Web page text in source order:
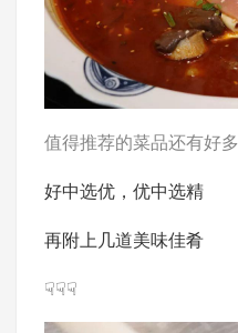
值得推荐的菜品还有好多
好中选优，优中选精
再附上几道美味佳肴
☟☟☟